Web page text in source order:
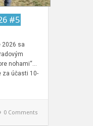
#5
2026 sa
nohami“…
za účasti 10-
0 Comments